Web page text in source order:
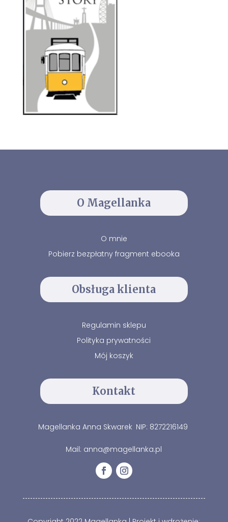
O Magellanka
O mnie
Pobierz bezpłatny fragment ebooka
Obsługa klienta
Regulamin sklepu
Polityka prywatności
Mój koszyk
Kontakt
Magellanka Anna Skwarek NIP: 8272216149
Mail: anna@magellanka.pl